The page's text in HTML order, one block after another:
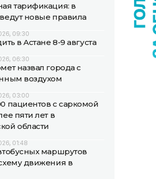
тарификация: в
новые правила
09:30
в Астане 8-9 августа
06:30
назвал города с
воздухом
03:00
пациентов с саркомой
пяти лет в
области
01:48
маршрутов
движения в